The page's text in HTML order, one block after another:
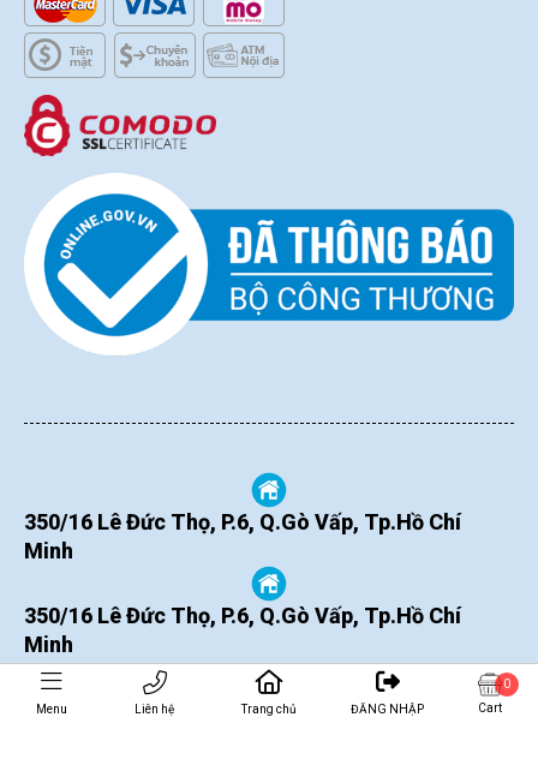
Menu Liên hệ Trang chủ ĐĂNG NHẬP
0
Cart
350/16 Lê Đức Thọ, P.6, Q.Gò Vấp, Tp.Hồ Chí
Minh
350/16 Lê Đức Thọ, P.6, Q.Gò Vấp, Tp.Hồ Chí
Minh